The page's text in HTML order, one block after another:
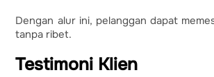
Dengan alur ini, pelanggan dapat
tanpa ribet.
Testimoni Klien